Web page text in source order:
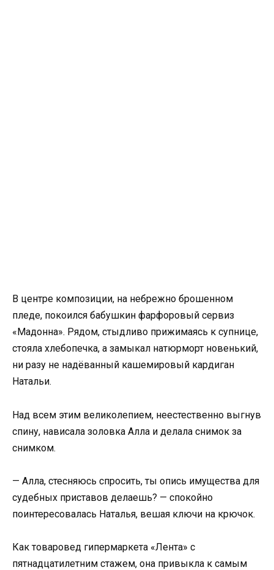
В центре композиции, на небрежно брошенном
пледе, покоился бабушкин фарфоровый сервиз
«Мадонна». Рядом, стыдливо прижимаясь к супнице,
стояла хлебопечка, а замыкал натюрморт новенький,
ни разу не надёванный кашемировый кардиган
Натальи.
Над всем этим великолепием, неестественно выгнув
спину, нависала золовка Алла и делала снимок за
снимком.
— Алла, стесняюсь спросить, ты опись имущества для
судебных приставов делаешь? — спокойно
поинтересовалась Наталья, вешая ключи на крючок.
Как товаровед гипермаркета «Лента» с
пятнадцатилетним стажем, она привыкла к самым